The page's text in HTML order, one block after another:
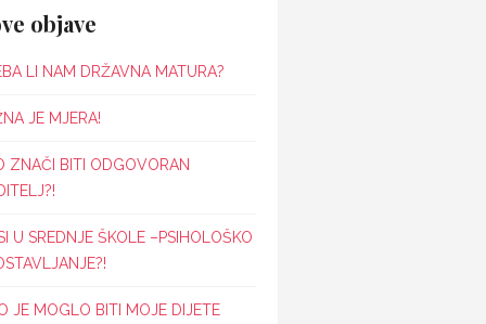
objave
LI NAM DRŽAVNA MATURA?
JE MJERA!
ZNAČI BITI ODGOVORAN
U SREDNJE ŠKOLE –PSIHOLOŠKO
JE MOGLO BITI MOJE DIJETE